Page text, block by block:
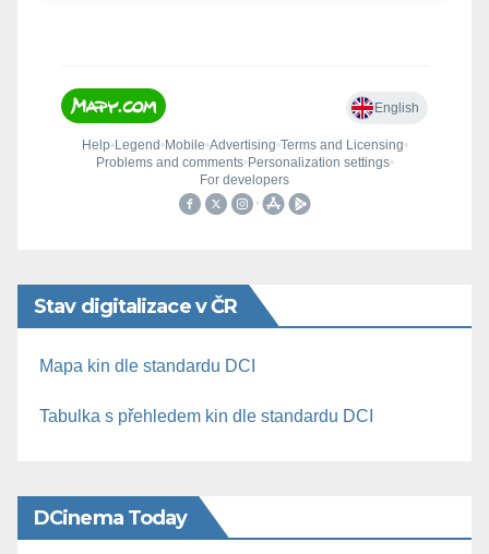
Stav digitalizace v ČR
Mapa kin dle standardu DCI
Tabulka s přehledem kin dle standardu DCI
DCinema Today